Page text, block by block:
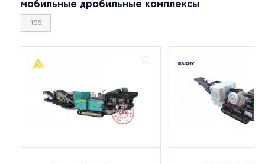
мобильные дробильные комплексы
155